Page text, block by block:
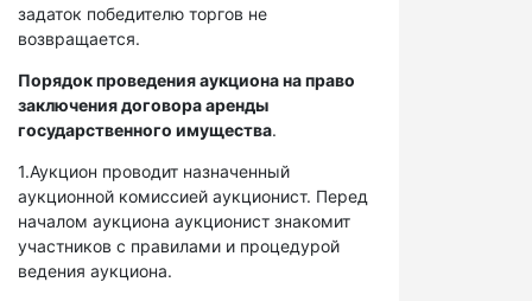
задаток победителю торгов не
возвращается.
Порядок проведения аукциона на право
заключения договора аренды
государственного имущества.
1.Аукцион проводит назначенный
аукционной комиссией аукционист. Перед
началом аукциона аукционист знакомит
участников с правилами и процедурой
ведения аукциона.